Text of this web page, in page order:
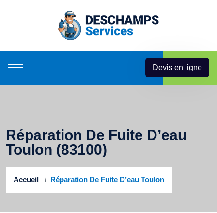
Devis en ligne
Réparation De Fuite D’eau
Toulon (83100)
Accueil Réparation De Fuite D’eau Toulon